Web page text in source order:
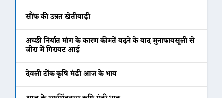
सौंफ की उन्नत खेतीबाड़ी
अच्छी निर्यात मांग के कारण कीमतें बढ़ने के बाद मुनाफावसूली से
जीरा में गिरावट आई
देवली टोंक कृषि मंडी आज के भाव